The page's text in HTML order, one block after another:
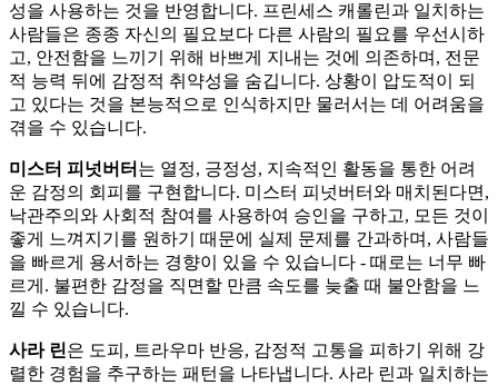
성을 사용하는 것을 반영합니다. 프린세스 캐롤린과 일치하는
사람들은 종종 자신의 필요보다 다른 사람의 필요를 우선시하
고, 안전함을 느끼기 위해 바쁘게 지내는 것에 의존하며, 전문
적 능력 뒤에 감정적 취약성을 숨깁니다. 상황이 압도적이 되
고 있다는 것을 본능적으로 인식하지만 물러서는 데 어려움을
겪을 수 있습니다.
미스터 피넛버터 는 열정, 긍정성, 지속적인 활동을 통한 어려
운 감정의 회피를 구현합니다. 미스터 피넛버터와 매치된다면,
낙관주의와 사회적 참여를 사용하여 승인을 구하고, 모든 것이
좋게 느껴지기를 원하기 때문에 실제 문제를 간과하며, 사람들
을 빠르게 용서하는 경향이 있을 수 있습니다 - 때로는 너무 빠
르게. 불편한 감정을 직면할 만큼 속도를 늦출 때 불안함을 느
낄 수 있습니다.
사라 린은 도피, 트라우마 반응, 감정적 고통을 피하기 위해 강
렬한 경험을 추구하는 패턴을 나타냅니다. 사라 린과 일치하는